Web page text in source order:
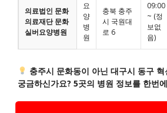
의료법인 문화
의료재단 문화
실버요양병원
요
양
병
원
충북 충주
시 국원대
로 6
09:00
~ (정
보없
음)
충주시 문화동이 아닌 대구시 동구
궁금하신가요? 5곳의 병원 정보를 한번